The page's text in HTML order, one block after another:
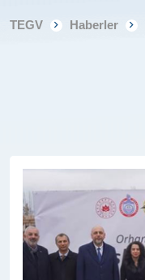
TEGV Haberler